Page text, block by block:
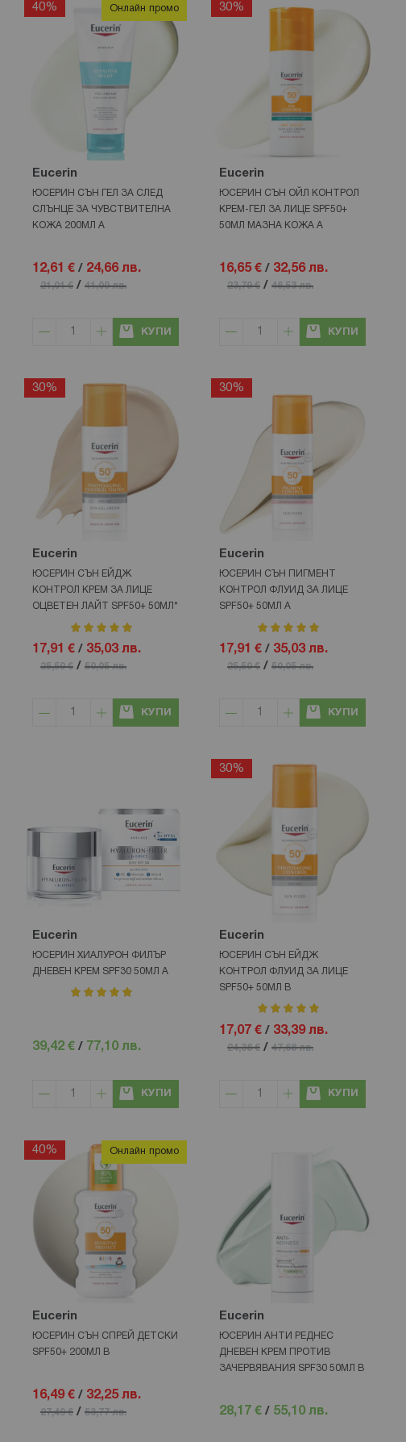
40% Онлайн промо
Eucerin
ЮСЕРИН СЪН ГЕЛ ЗА СЛЕД
СЛЪНЦЕ ЗА ЧУВСТВИТЕЛНА
КОЖА 200МЛ А
12,61 €/ 24,66 лв.
21,01 €/ 41,09 лв.
КУПИ
30%
Eucerin
ЮСЕРИН СЪН ОЙЛ КОНТРОЛ
КРЕМ-ГЕЛ ЗА ЛИЦЕ SPF50+
50МЛ МАЗНА КОЖА А
16,65 €/ 32,56 лв.
23,79 €/ 46,53 лв.
КУПИ
30%
Eucerin
ЮСЕРИН СЪН ЕЙДЖ
КОНТРОЛ КРЕМ ЗА ЛИЦЕ
ОЦВЕТЕН ЛАЙТ SPF50+ 50МЛ*
рейтинг:
17,91 €/ 35,03 лв.
25,59 €/ 50,05 лв.
КУПИ
30%
Eucerin
ЮСЕРИН СЪН ПИГМЕНТ
КОНТРОЛ ФЛУИД ЗА ЛИЦЕ
SPF50+ 50МЛ А
рейтинг:
17,91 €/ 35,03 лв.
25,59 €/ 50,05 лв.
КУПИ
Eucerin
ЮСЕРИН ХИАЛУРОН ФИЛЪР
ДНЕВЕН КРЕМ SPF30 50МЛ А
рейтинг:
39,42 €/ 77,10 лв.
КУПИ
30%
Eucerin
ЮСЕРИН СЪН ЕЙДЖ
КОНТРОЛ ФЛУИД ЗА ЛИЦЕ
SPF50+ 50МЛ В
рейтинг:
17,07 €/ 33,39 лв.
24,38 €/ 47,68 лв.
КУПИ
40% Онлайн промо
Eucerin
ЮСЕРИН СЪН СПРЕЙ ДЕТСКИ
SPF50+ 200МЛ В
16,49 €/ 32,25 лв.
27,49 €/ 53,77 лв.
Eucerin
ЮСЕРИН АНТИ РЕДНЕС
ДНЕВЕН КРЕМ ПРОТИВ
ЗАЧЕРВЯВАНИЯ SPF30 50МЛ В
28,17 €/ 55,10 лв.